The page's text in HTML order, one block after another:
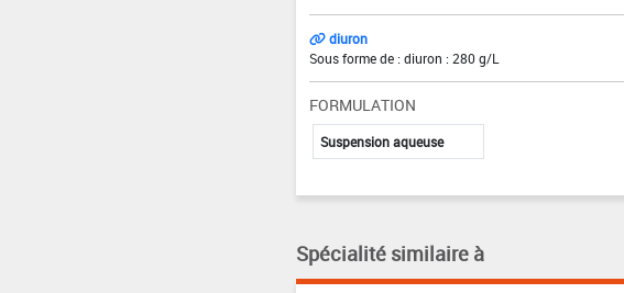
diuron
Sous forme de : diuron : 280 g/L
FORMULATION
Suspension aqueuse
Spécialité similaire à